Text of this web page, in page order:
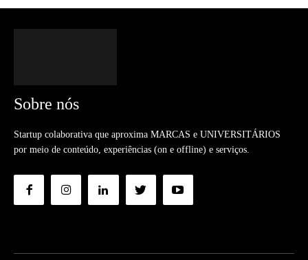
Sobre nós
Startup colaborativa que aproxima MARCAS e UNIVERSITÁRIOS
por meio de conteúdo, experiências (on e offline) e serviços.